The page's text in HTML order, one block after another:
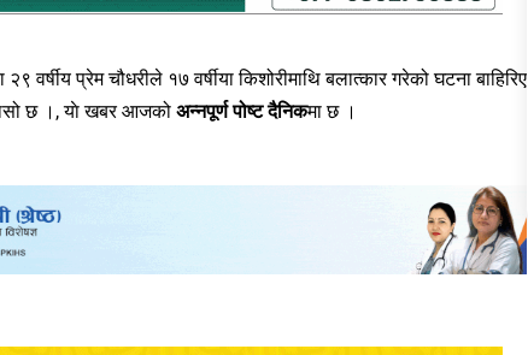
वर्षीय प्रेम चौधरीले १७ वर्षीया किशोरीमाथि बलात्कार गरेको घटना बाहिरिए
छ ।, याे खबर आजको अन्नपूर्ण पोष्ट दैनिकमा छ ।